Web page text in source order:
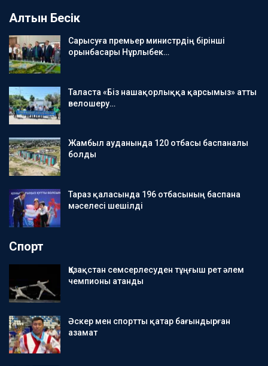
Алтын Бесік
Сарысуға премьер министрдің бірінші
орынбасары Нұрлыбек…
Таласта «Біз нашақорлыққа қарсымыз» атты
велошеру…
Жамбыл ауданында 120 отбасы баспаналы
болды
Тараз қаласында 196 отбасының баспана
мәселесі шешілді
Спорт
Қазақстан семсерлесуден тұңғыш рет әлем
чемпионы атанды
Әскер мен спортты қатар бағындырған
азамат